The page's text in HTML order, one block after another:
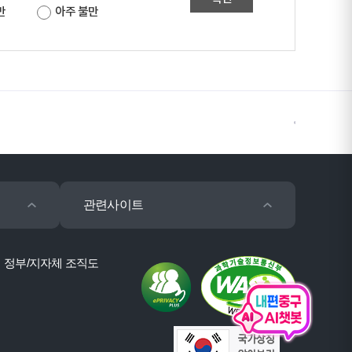
아주 불만
관련사이트
정부/지자체 조직도